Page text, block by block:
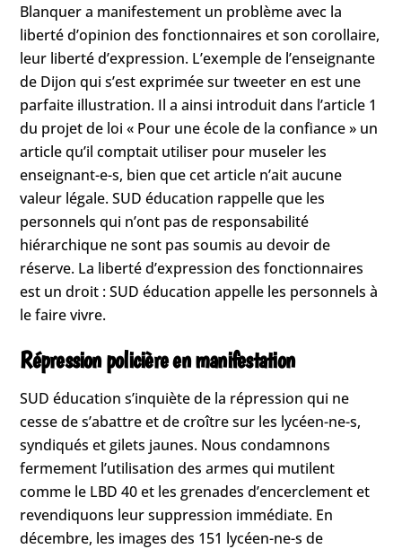
Blanquer a manifestement un problème avec la
liberté d’opinion des fonctionnaires et son corollaire,
leur liberté d’expression. L’exemple de l’enseignante
de Dijon qui s’est exprimée sur tweeter en est une
parfaite illustration. Il a ainsi introduit dans l’article 1
du projet de loi « Pour une école de la confiance » un
article qu’il comptait utiliser pour museler les
enseignant-e-s, bien que cet article n’ait aucune
valeur légale. SUD éducation rappelle que les
personnels qui n’ont pas de responsabilité
hiérarchique ne sont pas soumis au devoir de
réserve. La liberté d’expression des fonctionnaires
est un droit : SUD éducation appelle les personnels à
le faire vivre.
Répression policière en manifestation
SUD éducation s’inquiète de la répression qui ne
cesse de s’abattre et de croître sur les lycéen-ne-s,
syndiqués et gilets jaunes. Nous condamnons
fermement l’utilisation des armes qui mutilent
comme le LBD 40 et les grenades d’encerclement et
revendiquons leur suppression immédiate. En
décembre, les images des 151 lycéen-ne-s de